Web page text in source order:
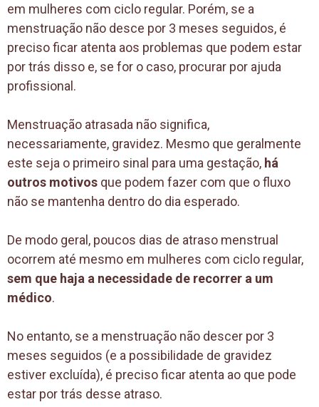
em mulheres com ciclo regular. Porém, se a
menstruação não desce por 3 meses seguidos, é
preciso ficar atenta aos problemas que podem estar
por trás disso e, se for o caso, procurar por ajuda
profissional.
Menstruação atrasada não significa,
necessariamente, gravidez. Mesmo que geralmente
este seja o primeiro sinal para uma gestação, há
outros motivos que podem fazer com que o fluxo
não se mantenha dentro do dia esperado.
De modo geral, poucos dias de atraso menstrual
ocorrem até mesmo em mulheres com ciclo regular,
sem que haja a necessidade de recorrer a um
médico.
No entanto, se a menstruação não descer por 3
meses seguidos (e a possibilidade de gravidez
estiver excluída), é preciso ficar atenta ao que pode
estar por trás desse atraso.